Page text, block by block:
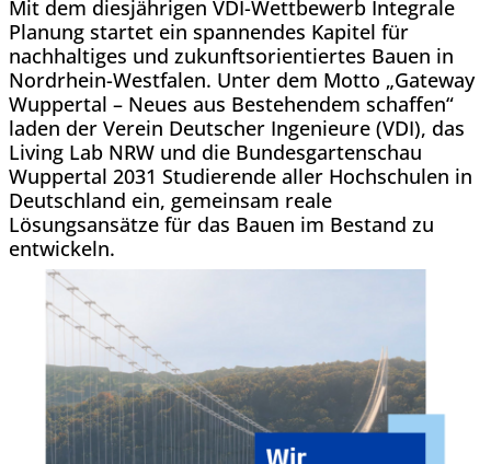
Mit dem diesjährigen VDI-Wettbewerb Integrale
Planung startet ein spannendes Kapitel für
nachhaltiges und zukunftsorientiertes Bauen in
Nordrhein-Westfalen. Unter dem Motto „Gateway
Wuppertal – Neues aus Bestehendem schaffen“
laden der Verein Deutscher Ingenieure (VDI), das
Living Lab NRW und die Bundesgartenschau
Wuppertal 2031 Studierende aller Hochschulen in
Deutschland ein, gemeinsam reale
Lösungsansätze für das Bauen im Bestand zu
entwickeln.